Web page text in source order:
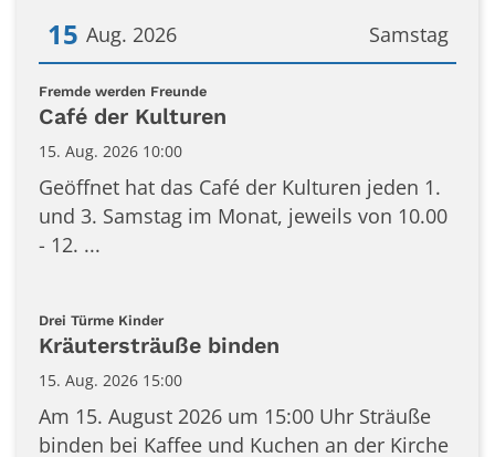
Samstag
15 Aug. 2026
Datum: 15. August 2026
Fremde werden Freunde:
Café der Kulturen
15. Aug. 2026 10:00
Geöffnet hat das Café der Kulturen jeden 1.
und 3. Samstag im Monat, jeweils von 10.00
- 12. ...
Drei Türme Kinder:
Kräutersträuße binden
15. Aug. 2026 15:00
Am 15. August 2026 um 15:00 Uhr Sträuße
binden bei Kaffee und Kuchen an der Kirche